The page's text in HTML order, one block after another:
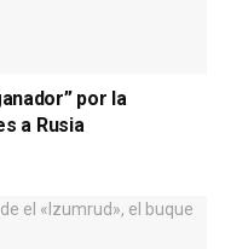
por la
a Rusia